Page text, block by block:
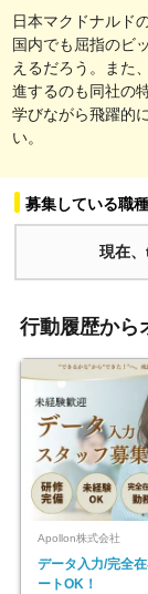
日本マクドナルド
国内でも屈指のビ
えるだろう。また
進するのも同社の
学びながら飛躍的
い。
募集している職種
現在
行動履歴から
Apollon株式会社
データ入力/完全
ートOK！